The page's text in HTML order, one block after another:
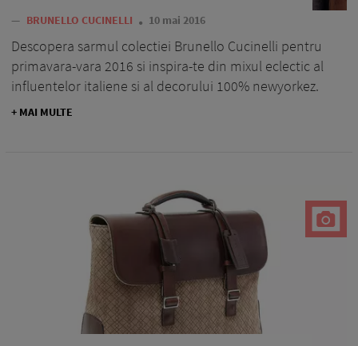
— BRUNELLO CUCINELLI 10 mai 2016
Descopera sarmul colectiei Brunello Cucinelli pentru
primavara-vara 2016 si inspira-te din mixul eclectic al
influentelor italiene si al decorului 100% newyorkez.
+ MAI MULTE